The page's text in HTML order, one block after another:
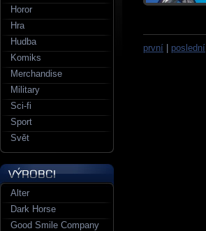
první poslední
Horor
Hra
Hudba
Komiks
Merchandise
Military
Sci-fi
Sport
Svět
Alter
Dark Horse
Good Smile Company